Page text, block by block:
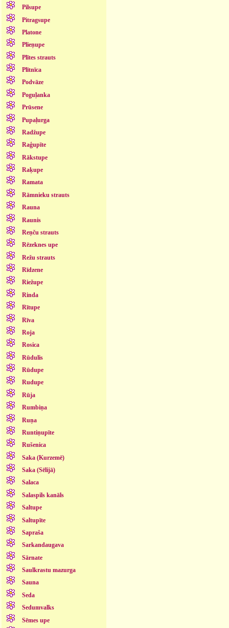
Pilsupe
Pitragsupe
Platone
Plieņupe
Plītes strauts
Plītnīca
Podvāze
Poguļanka
Prūsene
Pupaļurga
Radžupe
Raģupīte
Rākstupe
Raķupe
Ramata
Rāmnieku strauts
Rauna
Raunis
Reņču strauts
Rēzeknes upe
Režu strauts
Rīdzene
Riežupe
Rinda
Rītupe
Rīva
Roja
Rosica
Rūdulis
Rūdupe
Rudupe
Rūja
Rumbiņa
Ruņa
Runtiņupīte
Rušenica
Saka (Kurzemē)
Saka (Sēlijā)
Salaca
Salaspils kanāls
Saltupe
Saltupīte
Sapraša
Sarkandaugava
Sārnate
Saulkrastu mazurga
Sauna
Seda
Sedumvalks
Sēmes upe